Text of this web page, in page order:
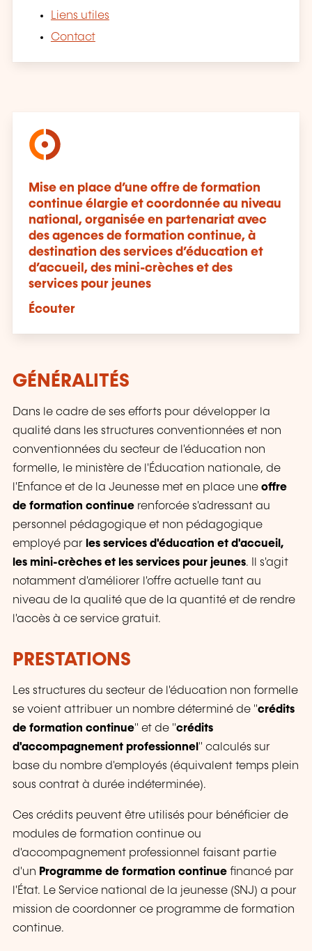
Liens utiles
Contact
Mise en place d’une offre de formation
continue élargie et coordonnée au niveau
national, organisée en partenariat avec
des agences de formation continue, à
destination des services d’éducation et
d’accueil, des mini-crèches et des
services pour jeunes
Écouter
GÉNÉRALITÉS
Dans le cadre de ses efforts pour développer la
qualité dans les structures conventionnées et non
conventionnées du secteur de l'éducation non
formelle, le ministère de l'Éducation nationale, de
l'Enfance et de la Jeunesse met en place une offre
de formation continue renforcée s'adressant au
personnel pédagogique et non pédagogique
employé par les services d'éducation et d'accueil,
les mini-crèches et les services pour jeunes. Il s'agit
notamment d'améliorer l'offre actuelle tant au
niveau de la qualité que de la quantité et de rendre
l'accès à ce service gratuit.
PRESTATIONS
Les structures du secteur de l'éducation non formelle
se voient attribuer un nombre déterminé de "crédits
de formation continue" et de "crédits
d'accompagnement professionnel " calculés sur
base du nombre d'employés (équivalent temps plein
sous contrat à durée indéterminée).
Ces crédits peuvent être utilisés pour bénéficier de
modules de formation continue ou
d'accompagnement professionnel faisant partie
d'un Programme de formation continue financé par
l'État. Le Service national de la jeunesse (SNJ) a pour
mission de coordonner ce programme de formation
continue.